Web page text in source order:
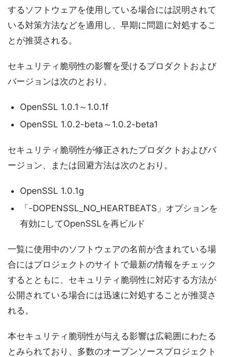
するソフトウェアを使用している場合には説明されて
いる対策方法などを適用し、早期に問題に対処するこ
とが推奨される。
セキュリティ脆弱性の影響を受けるプロダクトおよび
バージョンは次のとおり。
OpenSSL 1.0.1～1.0.1f
OpenSSL 1.0.2-beta～1.0.2-beta1
セキュリティ脆弱性が修正されたプロダクトおよびバ
ージョン、または回避方法は次のとおり。
OpenSSL 1.0.1g
「-DOPENSSL_NO_HEARTBEATS」オプションを
有効にしてOpenSSLを再ビルド
一覧に使用中のソフトウェアの名前が含まれている場
合にはプロジェクトのサイトで最新の情報をチェック
するとともに、セキュリティ脆弱性に対応する方法が
公開されている場合には迅速に対処することが推奨さ
れる。
本セキュリティ脆弱性が与える影響は広範囲にわたる
とみられており、多数のオープンソースプロジェクト